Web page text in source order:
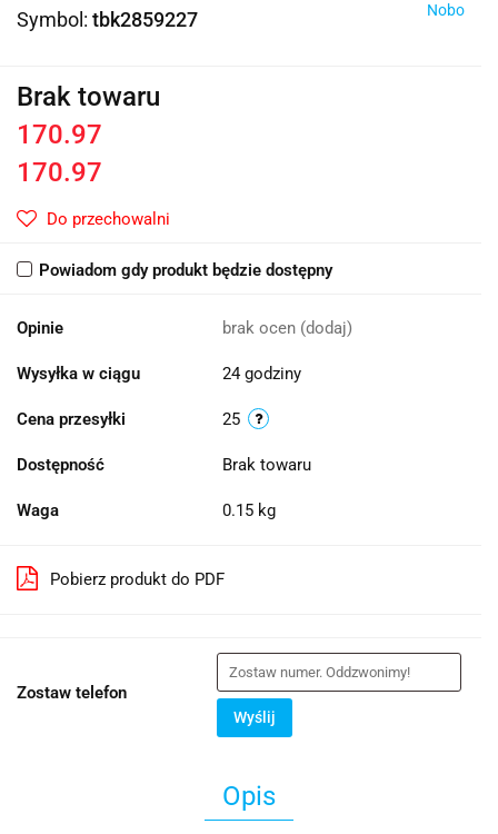
Symbol: tbk2859227 Nobo
Brak towaru
170.97
170.97
Do przechowalni
Powiadom gdy produkt będzie dostępny
Opinie brak ocen (dodaj)
Wysyłka w ciągu 24 godziny
Cena przesyłki 25
Dostępność Brak towaru
Waga 0.15 kg
Pobierz produkt do PDF
Zostaw telefon
Wyślij
Opis